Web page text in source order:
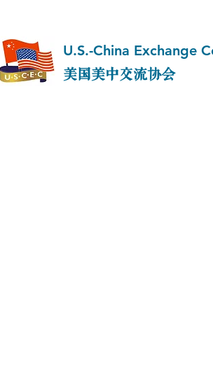
U.S.-China Exchange
美国美中交流协会